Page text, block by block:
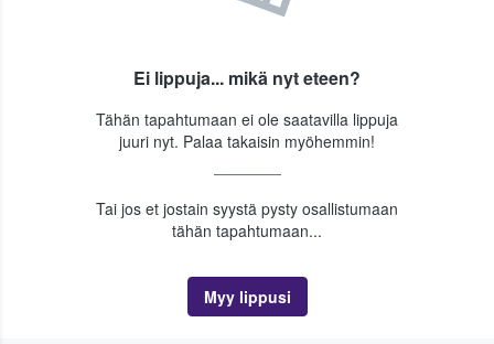
Ei lippuja... mikä nyt eteen?
Tähän tapahtumaan ei ole saatavilla lippuja
juuri nyt. Palaa takaisin myöhemmin!
Tai jos et jostain syystä pysty osallistumaan
tähän tapahtumaan...
Myy lippusi